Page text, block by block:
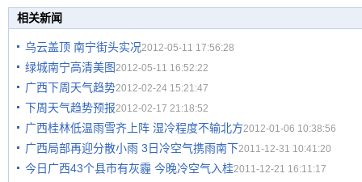
相关新闻
乌云盖顶 南宁街头实况2012-05-11 17:56:28
绿城南宁高清美图2012-05-11 16:52:22
广西下周天气趋势2012-02-24 15:21:47
下周天气趋势预报2012-02-17 21:18:52
广西桂林低温雨雪齐上阵 湿冷程度不输北方2012-01-06 10:38:56
广西局部再迎分散小雨 3日冷空气携雨南下2011-12-31 10:41:20
今日广西43个县市有灰霾 今晚冷空气入桂2011-12-21 16:11:17